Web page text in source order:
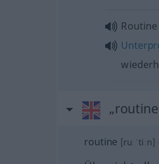
Routine
routine [ruːˈtiːn]